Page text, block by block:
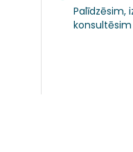
Palīdzēsim,
konsultēsim